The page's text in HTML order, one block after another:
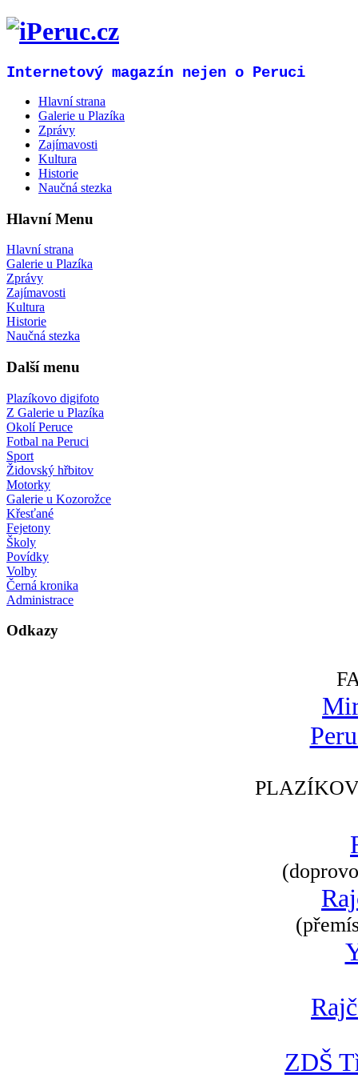
Internetový magazín nejen o Peruci
Hlavní strana
Galerie u Plazíka
Zprávy
Zajímavosti
Kultura
Historie
Naučná stezka
Hlavní Menu
Hlavní strana
Galerie u Plazíka
Zprávy
Zajímavosti
Kultura
Historie
Naučná stezka
Další menu
Plazíkovo digifoto
Z Galerie u Plazíka
Okolí Peruce
Fotbal na Peruci
Sport
Židovský hřbitov
Motorky
Galerie u Kozorožce
Křesťané
Fejetony
Školy
Povídky
Volby
Černá kronika
Administrace
Odkazy
ZDŠ